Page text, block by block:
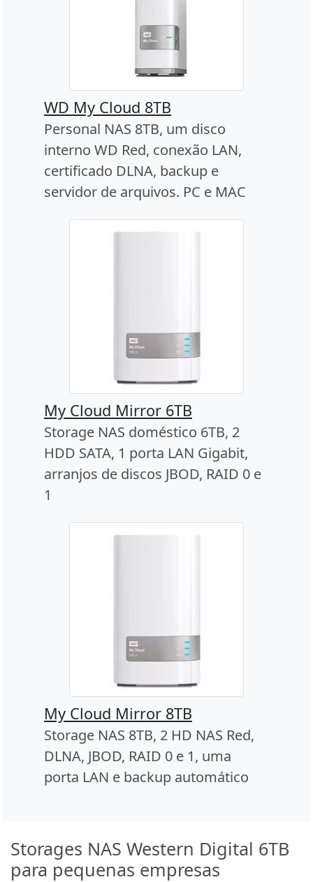
WD My Cloud 8TB
Personal NAS 8TB, um disco
interno WD Red, conexão LAN,
certificado DLNA, backup e
servidor de arquivos. PC e MAC
My Cloud Mirror 6TB
Storage NAS doméstico 6TB, 2
HDD SATA, 1 porta LAN Gigabit,
arranjos de discos JBOD, RAID 0 e
1
My Cloud Mirror 8TB
Storage NAS 8TB, 2 HD NAS Red,
DLNA, JBOD, RAID 0 e 1, uma
porta LAN e backup automático
Storages NAS Western Digital 6TB
para pequenas empresas